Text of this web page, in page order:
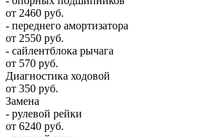
от 2460 руб.
- переднего амортизатора
от 2550 руб.
- сайлентблока рычага
от 570 руб.
Диагностика ходовой
от 350 руб.
Замена
- рулевой рейки
от 6240 руб.